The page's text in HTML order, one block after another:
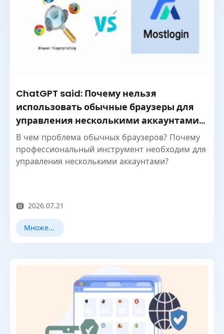
ChatGPT said: Почему нельзя
использовать обычные браузеры для
управления несколькими аккаунтами
— решение MostLogin
В чем проблема обычных браузеров? Почему
профессиональный инструмент необходим для
управления несколькими аккаунтами?
2026.07.21
Множественный учет